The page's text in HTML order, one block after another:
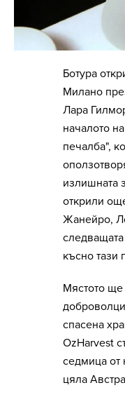
Ботура
Милано
Лара
началото
печалба",
излишната
открили
Жанейро,
късно тази
Мястото ще
спасена
OzHarvest
седмица от
цяла